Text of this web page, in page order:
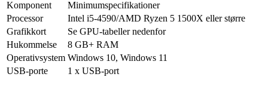
Komponent
Minimumspecifikationer
Processor
Intel i5-4590/AMD Ryzen 5 1500X eller større
Grafikkort
Se GPU-tabeller nedenfor
Hukommelse
8 GB+ RAM
Operativsystem Windows 10, Windows 11
USB-porte
1 x USB-port